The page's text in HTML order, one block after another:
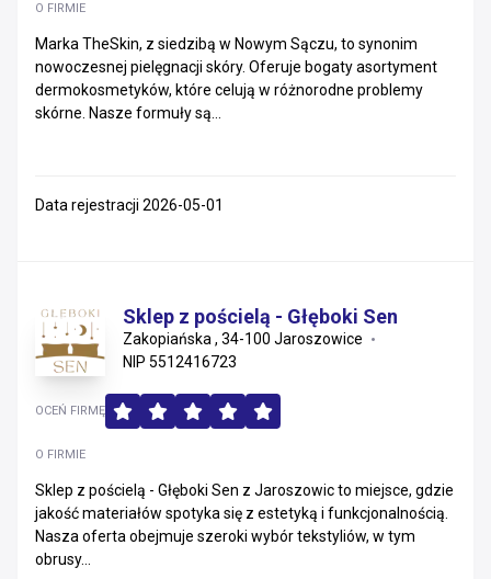
O FIRMIE
Marka TheSkin, z siedzibą w Nowym Sączu, to synonim
nowoczesnej pielęgnacji skóry. Oferuje bogaty asortyment
dermokosmetyków, które celują w różnorodne problemy
skórne. Nasze formuły są...
Data rejestracji 2026-05-01
Sklep z pościelą - Głęboki Sen
Zakopiańska , 34-100 Jaroszowice
NIP 5512416723
O FIRMIE
Sklep z pościelą - Głęboki Sen z Jaroszowic to miejsce, gdzie
jakość materiałów spotyka się z estetyką i funkcjonalnością.
Nasza oferta obejmuje szeroki wybór tekstyliów, w tym
obrusy...
OCEŃ FIRMĘ